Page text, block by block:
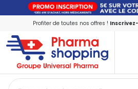
Profiter de toutes nos offres !
PharmaShopping